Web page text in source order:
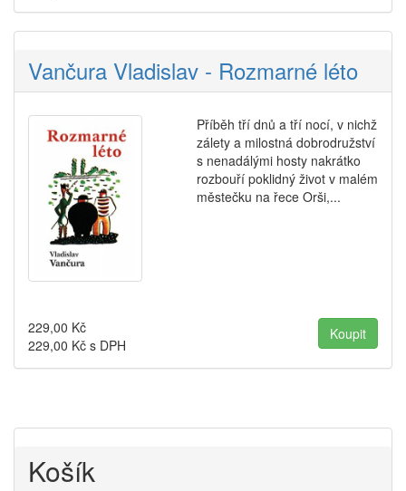
Vančura Vladislav - Rozmarné léto
Příběh tří dnů a tří nocí, v nichž
zálety a milostná dobrodružství
s nenadálými hosty nakrátko
rozbouří poklidný život v malém
městečku na řece Orši,...
229,00 Kč
229,00 Kč s DPH
Košík